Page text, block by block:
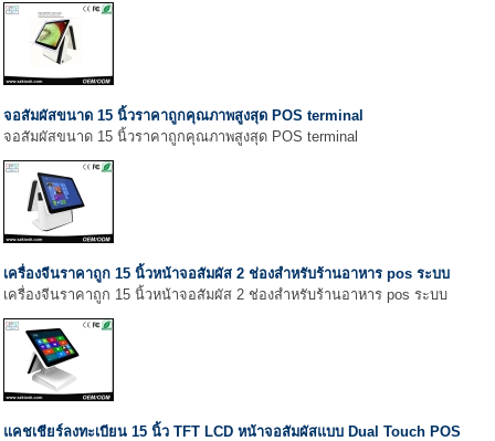
จอสัมผัสขนาด 15 นิ้วราคาถูกคุณภาพสูงสุด POS terminal
จอสัมผัสขนาด 15 นิ้วราคาถูกคุณภาพสูงสุด POS terminal
เครื่องจีนราคาถูก 15 นิ้วหน้าจอสัมผัส 2 ช่องสำหรับร้านอาหาร pos ระบบ
เครื่องจีนราคาถูก 15 นิ้วหน้าจอสัมผัส 2 ช่องสำหรับร้านอาหาร pos ระบบ
แคชเชียร์ลงทะเบียน 15 นิ้ว TFT LCD หน้าจอสัมผัสแบบ Dual Touch POS